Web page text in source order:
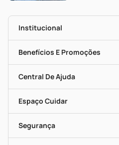
Institucional
História
Nossas Lojas
Mapa De Categorias
Blog Da PP
Seja Uma Loja Parceira
Benefícios E Promoções
Clube PP
Convênios
Programa Popular Do Brasil
Encarte De Ofertas
Dermaclub
Descontos De Laboratório (PBM)
Cupons E Ofertas
Central De Ajuda
Entrega
Recompra Programada
Compras Com Receita
Alomed (tele-Entrega)
Formas De Pagamento
Troca E Devolução
Bulas De A A Z
Espaço Cuidar
Vacinas
Serviços Farmacêuticos
Testes Rápidos
Autoteste Covid-19
Segurança
Certificado De Segurança